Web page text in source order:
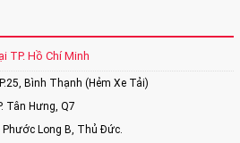
TP. Hồ Chí Minh
Bình Thạnh (Hẻm Xe Tải)
Tân Hưng, Q7
Phước Long B, Thủ Đức.